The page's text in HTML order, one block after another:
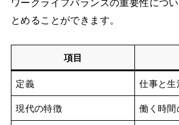
とめることができます。
項目
定義
仕事と
現代の特徴
働く時